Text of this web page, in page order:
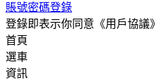
賬號密碼登錄
登錄即表示你同意 《用戶協議》
首頁
選車
資訊